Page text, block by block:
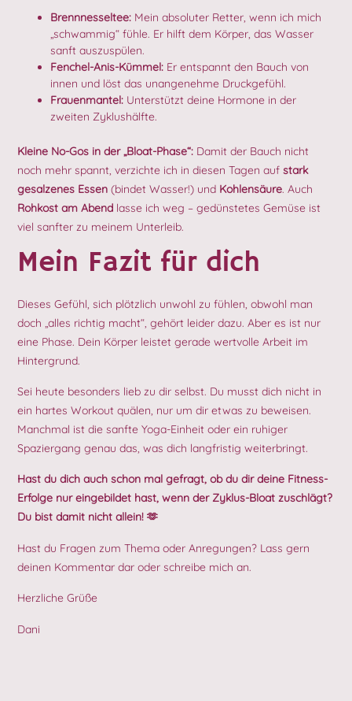
Brennnesseltee: Mein absoluter Retter, wenn ich mich
„schwammig“ fühle. Er hilft dem Körper, das Wasser
sanft auszuspülen.
Fenchel-Anis-Kümmel: Er entspannt den Bauch von
innen und löst das unangenehme Druckgefühl.
Frauenmantel: Unterstützt deine Hormone in der
zweiten Zyklushälfte.
Kleine No-Gos in der „Bloat-Phase“: Damit der Bauch nicht
noch mehr spannt, verzichte ich in diesen Tagen auf stark
gesalzenes Essen (bindet Wasser!) und Kohlensäure. Auch
Rohkost am Abend lasse ich weg – gedünstetes Gemüse ist
viel sanfter zu meinem Unterleib.
Mein Fazit für dich
Dieses Gefühl, sich plötzlich unwohl zu fühlen, obwohl man
doch „alles richtig macht“, gehört leider dazu. Aber es ist nur
eine Phase. Dein Körper leistet gerade wertvolle Arbeit im
Hintergrund.
Sei heute besonders lieb zu dir selbst. Du musst dich nicht in
ein hartes Workout quälen, nur um dir etwas zu beweisen.
Manchmal ist die sanfte Yoga-Einheit oder ein ruhiger
Spaziergang genau das, was dich langfristig weiterbringt.
Hast du dich auch schon mal gefragt, ob du dir deine Fitness-
Erfolge nur eingebildet hast, wenn der Zyklus-Bloat zuschlägt?
Du bist damit nicht allein! 🫶
Hast du Fragen zum Thema oder Anregungen? Lass gern
deinen Kommentar dar oder schreibe mich an.
Herzliche Grüße
Dani